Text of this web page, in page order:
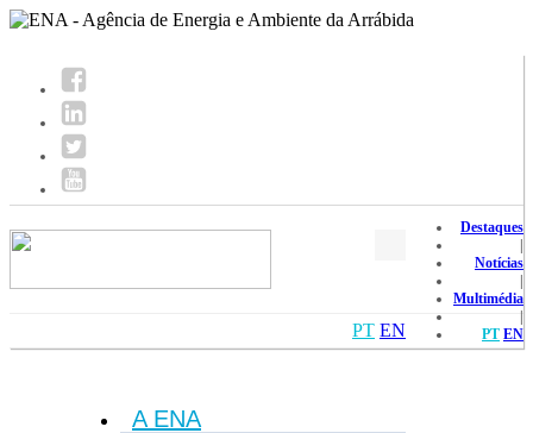
Destaques
Notícias
Multimédia
PT EN
PT EN
A ENA